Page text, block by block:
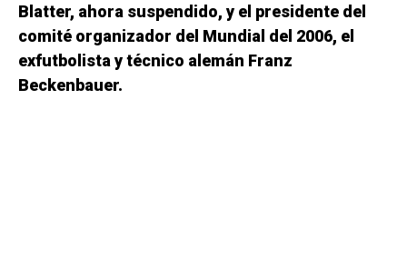
Blatter, ahora suspendido, y el presidente del
comité organizador del Mundial del 2006, el
exfutbolista y técnico alemán Franz
Beckenbauer.